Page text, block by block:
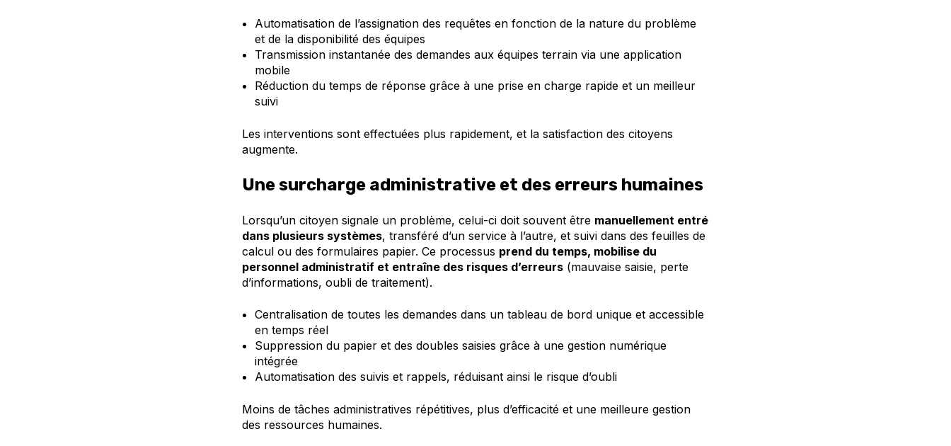
Automatisation de l’assignation des requêtes en fonction de la nature du problème
et de la disponibilité des équipes
Transmission instantanée des demandes aux équipes terrain via une application
mobile
Réduction du temps de réponse grâce à une prise en charge rapide et un meilleur
suivi
Les interventions sont effectuées plus rapidement, et la satisfaction des citoyens
augmente.
Une surcharge administrative et des erreurs humaines
Lorsqu’un citoyen signale un problème, celui-ci doit souvent être manuellement entré
dans plusieurs systèmes, transféré d’un service à l’autre, et suivi dans des feuilles de
calcul ou des formulaires papier. Ce processus prend du temps, mobilise du
personnel administratif et entraîne des risques d’erreurs (mauvaise saisie, perte
d’informations, oubli de traitement).
Centralisation de toutes les demandes dans un tableau de bord unique et accessible
en temps réel
Suppression du papier et des doubles saisies grâce à une gestion numérique
intégrée
Automatisation des suivis et rappels, réduisant ainsi le risque d’oubli
Moins de tâches administratives répétitives, plus d’efficacité et une meilleure gestion
des ressources humaines.